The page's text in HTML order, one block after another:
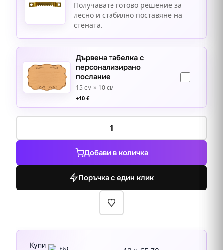
Получавате готово решение за
лесно и стабилно поставяне на
стената.
Дървена табелка с
персонализирано
послание
15 см × 10 см
+10 €
количество
Христос
от
Добави в количка
Поръчка с един клик
Купи